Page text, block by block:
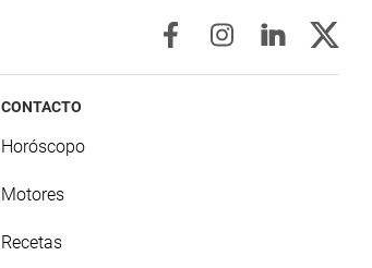
CONTACTO
Horóscopo
Motores
Recetas